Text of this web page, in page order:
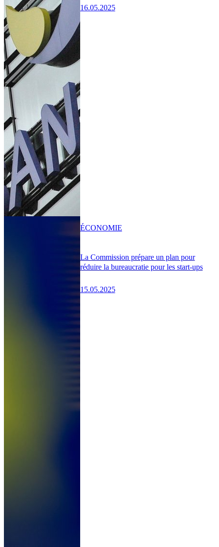
16.05.2025
La Commission prépare un plan pour
réduire la bureaucratie pour les start-ups
15.05.2025
ÉCONOMIE